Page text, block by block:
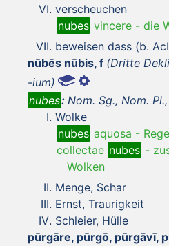
verscheuchen
nubes vincere - die
beweisen dass (b.
nūbēs nūbis, f (Dritte
-ium)
nubes: Nom. Sg., Nom.
Wolke
nubes aquosa -
collectae nubes -
Wolken
Menge, Schar
Ernst, Traurigkeit
Schleier, Hülle
pūrgāre, pūrgō, pūrgāvī,